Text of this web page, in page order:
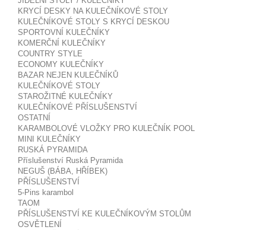
KRYCÍ DESKY NA KULEČNÍKOVÉ STOLY
KULEČNÍKOVÉ STOLY S KRYCÍ DESKOU
SPORTOVNÍ KULEČNÍKY
KOMERČNÍ KULEČNÍKY
COUNTRY STYLE
ECONOMY KULEČNÍKY
BAZAR NEJEN KULEČNÍKŮ
KULEČNÍKOVÉ STOLY
STAROŽITNÉ KULEČNÍKY
KULEČNÍKOVÉ PŘÍSLUŠENSTVÍ
OSTATNÍ
KARAMBOLOVÉ VLOŽKY PRO KULEČNÍK POOL
MINI KULEČNÍKY
RUSKÁ PYRAMIDA
Příslušenství Ruská Pyramida
NEGUŠ (BÁBA, HŘÍBEK)
PŘÍSLUŠENSTVÍ
5-Pins karambol
TAOM
PŘÍSLUŠENSTVÍ KE KULEČNÍKOVÝM STOLŮM
OSVĚTLENÍ